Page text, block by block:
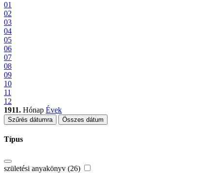
01
02
03
04
05
06
07
08
09
10
11
12
1911. Hónap Évek
Szűrés dátumra Összes dátum
Típus
születési anyakönyv (26)